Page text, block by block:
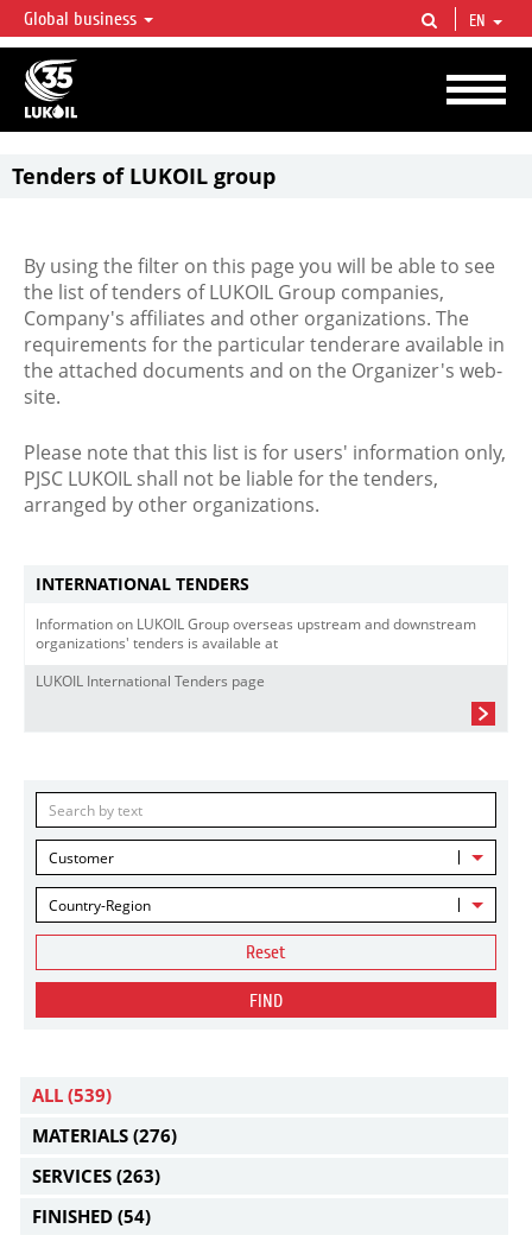
LUKOIL OVERVIEW
LUKOIL is one of the largest oil & gas vertical integrated companies in the world
accounting for over 2% of crude production and circa 1% of proved hydrocarbon
reserves globally.
Global business EN
Tenders of LUKOIL group
By using the filter on this page you will be able to see
the list of tenders of LUKOIL Group companies,
Company's affiliates and other organizations. The
requirements for the particular tenderare available in
the attached documents and on the Organizer's web-
site.
Please note that this list is for users' information only,
PJSC LUKOIL shall not be liable for the tenders,
arranged by other organizations.
INTERNATIONAL TENDERS
Information on LUKOIL Group overseas upstream and downstream
organizations' tenders is available at
LUKOIL International Tenders page
Customer
Country-Region
Reset
FIND
ALL (539)
MATERIALS (276)
SERVICES (263)
FINISHED (54)